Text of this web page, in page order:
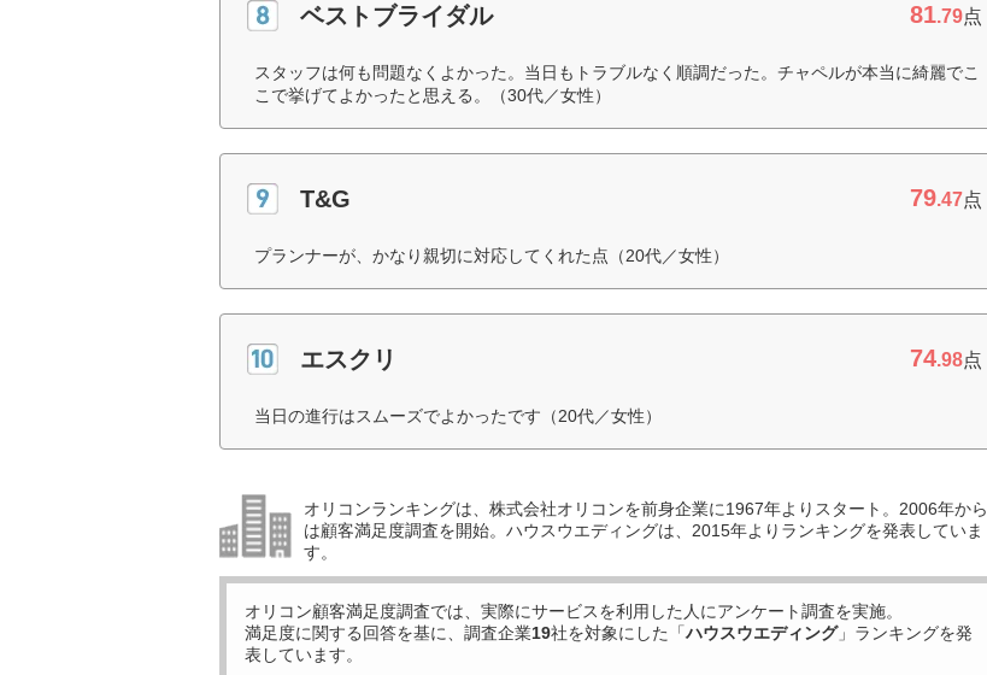
ベストブライダル 81.79点
スタッフは何も問題なくよかった。当日もトラブルなく順調だった。チャペルが本当に綺麗でこ
こで挙げてよかったと思える。（30代／女性）
T&G 79.47点
プランナーが、かなり親切に対応してくれた点（20代／女性）
エスクリ 74.98点
当日の進行はスムーズでよかったです（20代／女性）
オリコンランキングは、株式会社オリコンを前身企業に1967年よりスタート。2006年から
は顧客満足度調査を開始。ハウスウエディングは、2015年よりランキングを発表していま
す。
オリコン顧客満足度調査では、実際にサービスを利用した 人にアンケート調査を実施。
満足度に関する回答を基に、調査企業19社を対象にした「ハウスウエディング」ランキングを発
表しています。